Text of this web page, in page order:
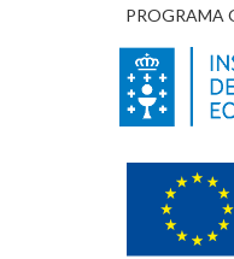
PROGRAMA